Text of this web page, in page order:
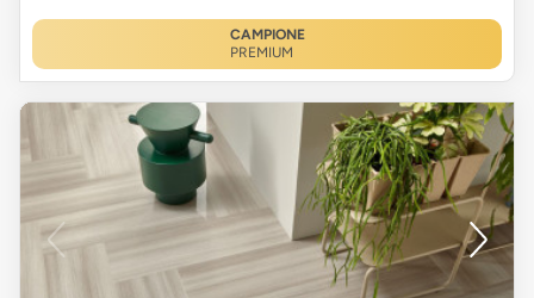
CAMPIONE
PREMIUM